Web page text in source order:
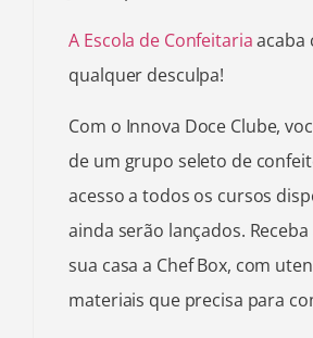
A Escola de Confeitariaacaba
qualquer desculpa!
Com o Innova Doce Clube,
de um grupo seleto de
acesso a todos os cursos
ainda serão lançados.
sua casa a Chef Box, com
materiais que precisa para